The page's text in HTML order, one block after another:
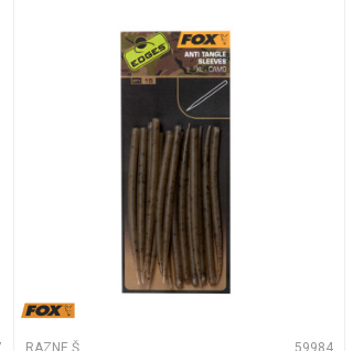
zaštita - izračunajte koliko je 2 + 3 :
RAZNE ŠARANSKE SITNICE 59984